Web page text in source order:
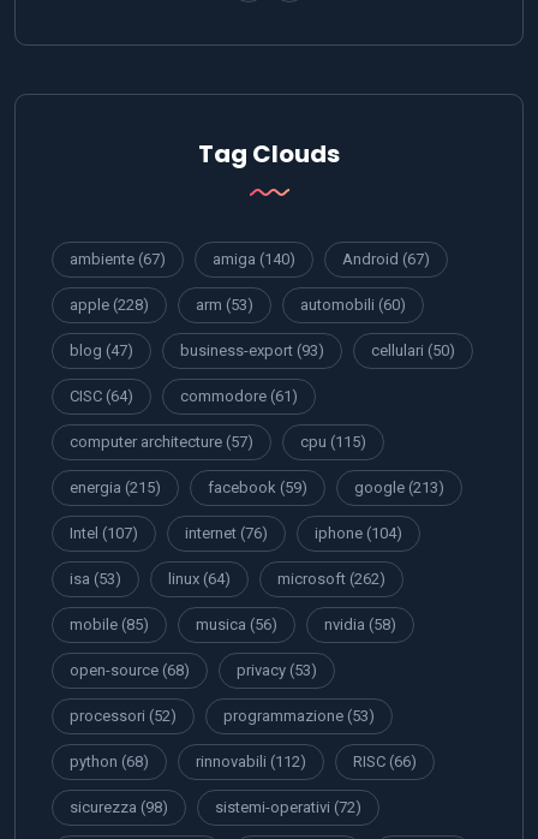
Tag Clouds
ambiente (67) amiga (140) Android (67)
apple (228) arm (53) automobili (60)
blog (47) business-export (93) cellulari (50)
CISC (64) commodore (61)
computer architecture (57) cpu (115)
energia (215) facebook (59) google (213)
Intel (107) internet (76) iphone (104)
isa (53) linux (64) microsoft (262)
mobile (85) musica (56) nvidia (58)
open-source (68) privacy (53)
processori (52) programmazione (53)
python (68) rinnovabili (112) RISC (66)
sicurezza (98) sistemi-operativi (72)